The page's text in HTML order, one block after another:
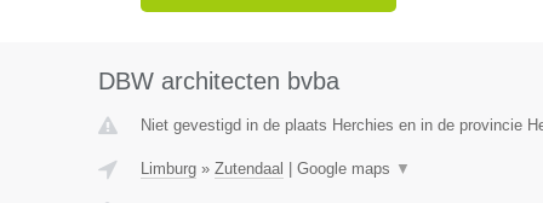
DBW architecten bvba
Niet gevestigd in de plaats Herchies en in de provincie
Limburg» Zutendaal Google maps ▼